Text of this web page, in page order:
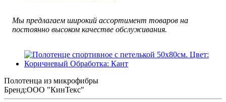
Мы предлагаем широкий ассортимент товаров на
постоянно высоком качестве обслуживания.
Полотенца из микрофибры
Бренд:ООО "КинТекс"